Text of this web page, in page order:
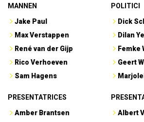
MANNEN
Jake Paul
Max Verstappen
René van der Gijp
Rico Verhoeven
Sam Hagens
POLITICI
Dick
Dilan
Femke
Geert
PRESENTATRICES
Amber Brantsen
Albert